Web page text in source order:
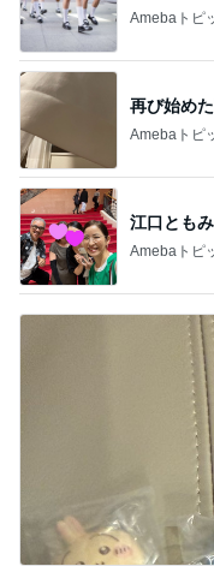
Amebaトピ
再び始め
Amebaトピ
江口とも
Amebaトピ